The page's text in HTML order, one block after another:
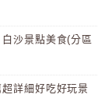
沙景點美食(分區
詳細好吃好玩景